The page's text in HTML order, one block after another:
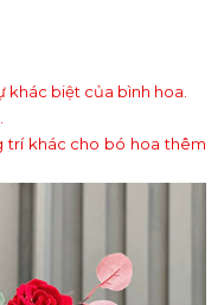
khác biệt của bình hoa.
trí khác cho bó hoa thêm